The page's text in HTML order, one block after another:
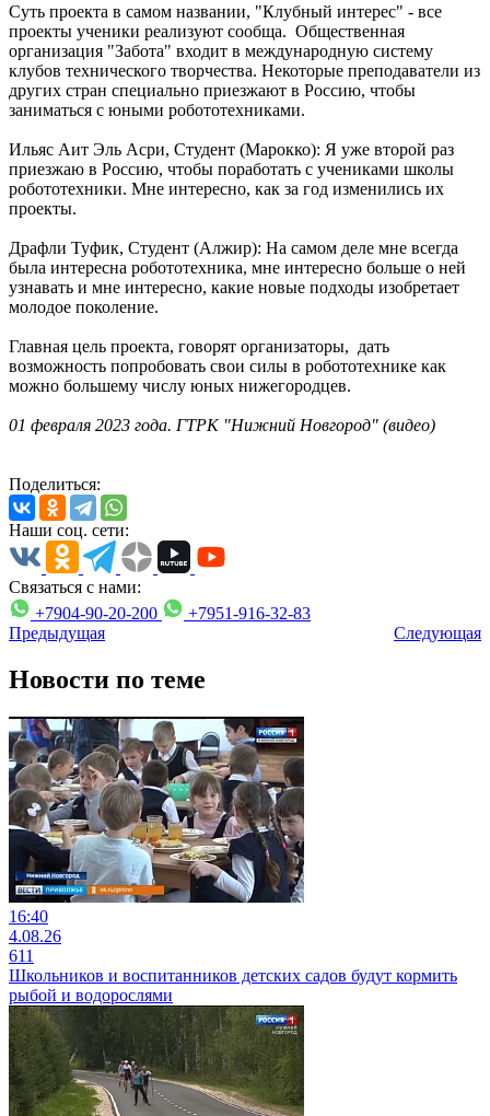
Суть проекта в самом названии, "Клубный интерес" - все
проекты ученики реализуют сообща. Общественная
организация "Забота" входит в международную систему
клубов технического творчества. Некоторые преподаватели из
других стран специально приезжают в Россию, чтобы
заниматься с юными робототехниками.
Ильяс Аит Эль Асри, Студент (Марокко): Я уже второй раз
приезжаю в Россию, чтобы поработать с учениками школы
робототехники. Мне интересно, как за год изменились их
проекты.
Драфли Туфик, Студент (Алжир): На самом деле мне всегда
была интересна робототехника, мне интересно больше о ней
узнавать и мне интересно, какие новые подходы изобретает
молодое поколение.
Главная цель проекта, говорят организаторы, дать
возможность попробовать свои силы в робототехнике как
можно большему числу юных нижегородцев.
01 февраля 2023 года. ГТРК "Нижний Новгород" (видео)
Поделиться:
Наши соц. сети:
Связаться с нами:
+7904-90-20-200
+7951-916-32-83
Предыдущая
Следующая
Новости по теме
16:40
4.08.26
611
Школьников и воспитанников детских садов будут кормить
рыбой и водорослями